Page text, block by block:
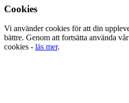
Cookies
Vi använder cookies för att din
bättre. Genom att fortsätta använda
cookies - läs mer.